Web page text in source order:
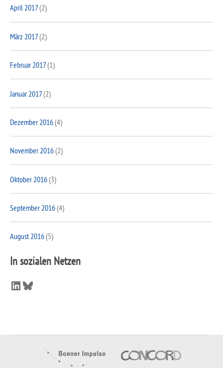
April 2017(2)
März 2017(2)
Februar 2017(1)
Januar 2017(2)
Dezember 2016(4)
November 2016(2)
Oktober 2016(3)
September 2016(4)
August 2016(5)
In sozialen Netzen
LinkedIn
Bluesky